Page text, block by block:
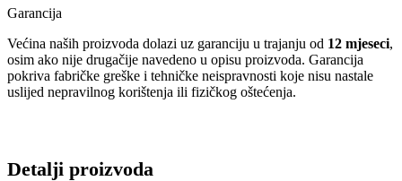
Garancija
Većina naših proizvoda dolazi uz garanciju u trajanju od 12 mjeseci,
osim ako nije drugačije navedeno u opisu proizvoda. Garancija
pokriva fabričke greške i tehničke neispravnosti koje nisu nastale
uslijed nepravilnog korištenja ili fizičkog oštećenja.
Detalji proizvoda